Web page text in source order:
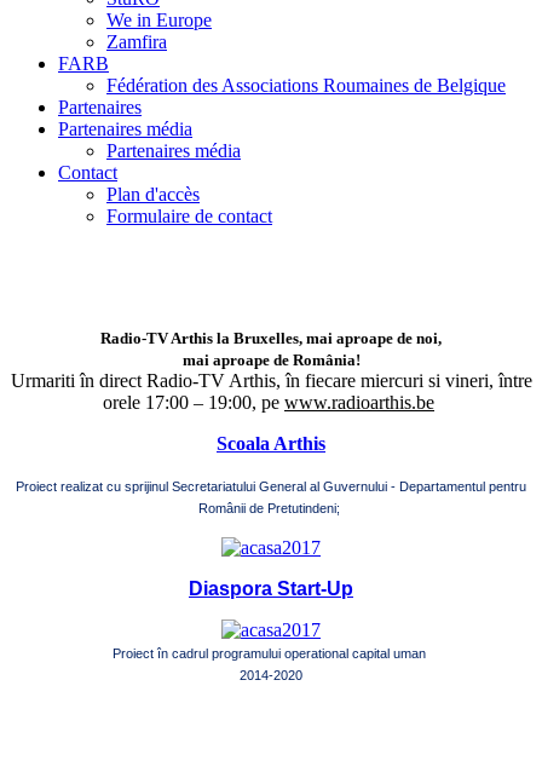
We in Europe
Zamfira
FARB
Fédération des Associations Roumaines de Belgique
Partenaires
Partenaires média
Partenaires média
Contact
Plan d'accès
Formulaire de contact
Radio-TV Arthis la Bruxelles, mai aproape de noi,
mai aproape de România!
Urmariti în direct Radio-TV Arthis, în fiecare miercuri si vineri, între
orele 17:00 – 19:00, pe www.radioarthis.be
Scoala Arthis
Proiect realizat cu sprijinul Secretariatului General al Guvernului - Departamentul pentru
Românii de Pretutindeni;
Diaspora Start-Up
Proiect în cadrul programului operational capital uman
2014-2020